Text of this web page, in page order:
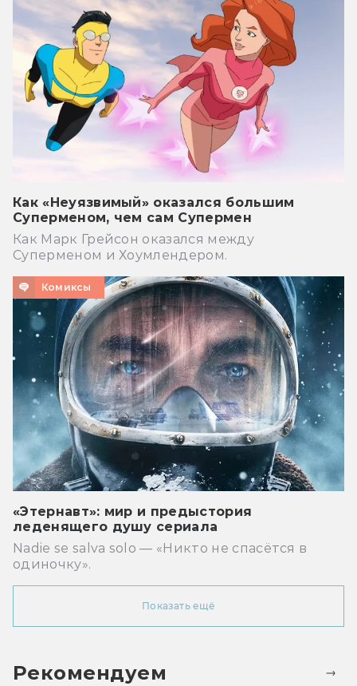
Как «Неуязвимый» оказался большим
Суперменом, чем сам Супермен
Как Марк Грейсон оказался между
Суперменом и Хоумлендером.
Комиксы
«Этернавт»: мир и предыстория
леденящего душу сериала
Nadie se salva solo — «Никто не спасётся в
одиночку».
Показать ещё
Рекомендуем